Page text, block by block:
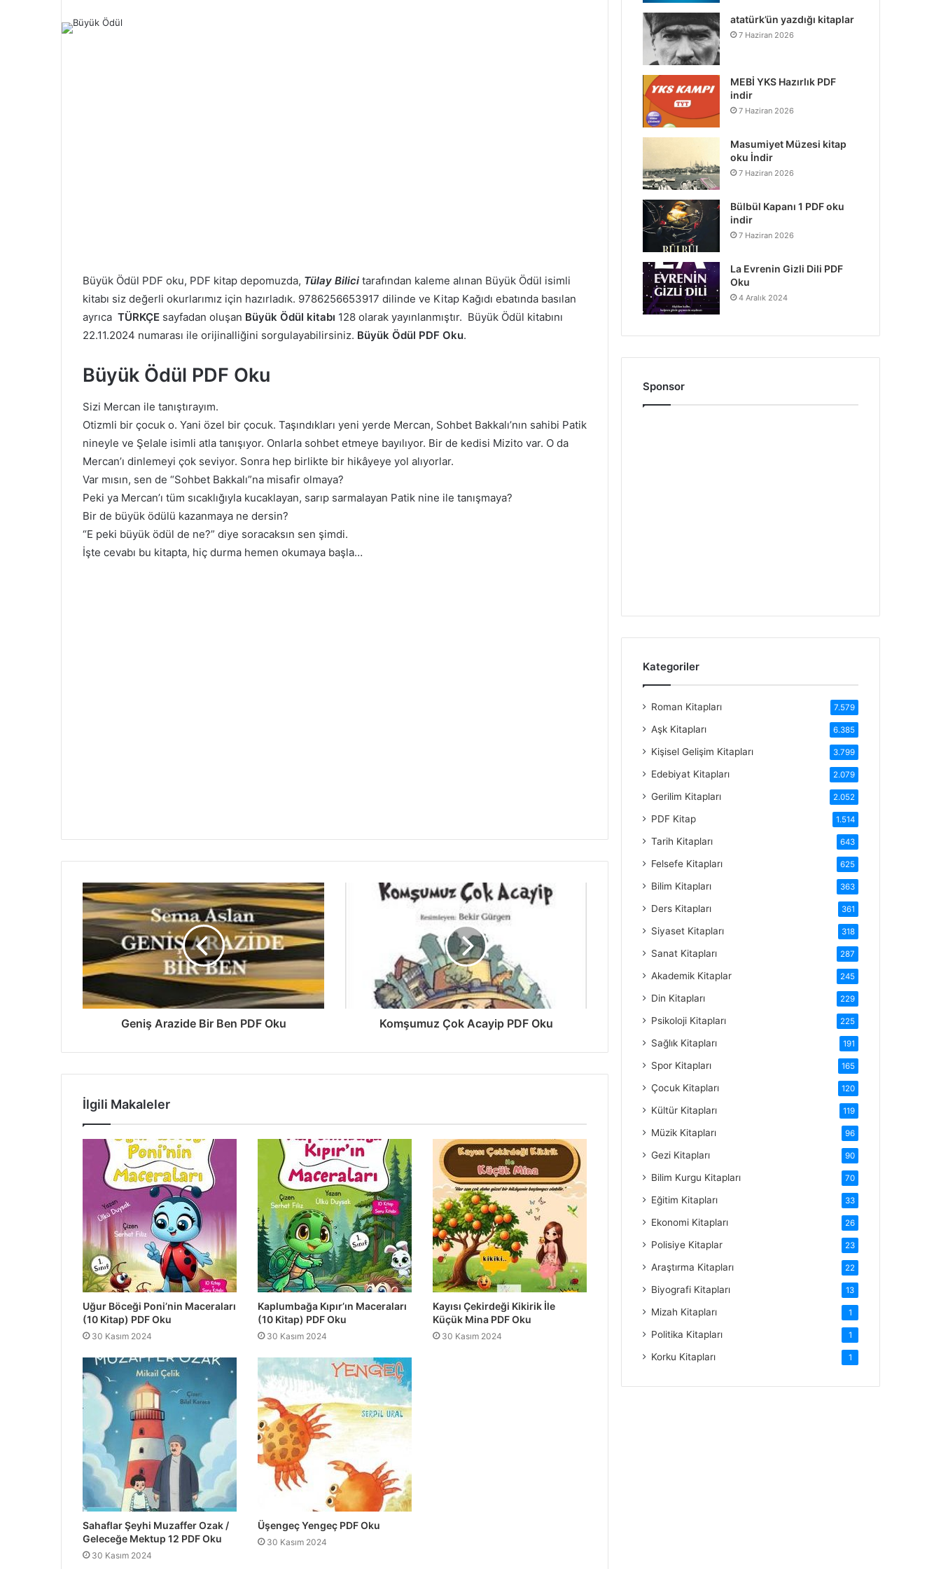
Büyük Ödül PDF oku, PDF kitap depomuzda, Tülay Bilici tarafından kaleme alınan Büyük Ödül isimli
kitabı siz değerli okurlarımız için hazırladık. 9786256653917 dilinde ve Kitap Kağıdı ebatında basılan
ayrıca TÜRKÇE sayfadan oluşan Büyük Ödül kitabı 128 olarak yayınlanmıştır. Büyük Ödül kitabını
22.11.2024 numarası ile orijinalliğini sorgulayabilirsiniz. Büyük Ödül PDF Oku.
Büyük Ödül PDF Oku
Sizi Mercan ile tanıştırayım.
Otizmli bir çocuk o. Yani özel bir çocuk. Taşındıkları yeni yerde Mercan, Sohbet Bakkalı’nın sahibi Patik
nineyle ve Şelale isimli atla tanışıyor. Onlarla sohbet etmeye bayılıyor. Bir de kedisi Mizito var. O da
Mercan’ı dinlemeyi çok seviyor. Sonra hep birlikte bir hikâyeye yol alıyorlar.
Var mısın, sen de “Sohbet Bakkalı”na misafir olmaya?
Peki ya Mercan’ı tüm sıcaklığıyla kucaklayan, sarıp sarmalayan Patik nine ile tanışmaya?
Bir de büyük ödülü kazanmaya ne dersin?
“E peki büyük ödül de ne?” diye soracaksın sen şimdi.
İşte cevabı bu kitapta, hiç durma hemen okumaya başla…
Geniş Arazide Bir Ben PDF Oku Komşumuz Çok Acayip PDF Oku
İlgili Makaleler
Uğur Böceği Poni’nin Maceraları
(10 Kitap) PDF Oku
30 Kasım 2024
Kaplumbağa Kıpır’ın Maceraları
(10 Kitap) PDF Oku
30 Kasım 2024
Kayısı Çekirdeği Kikirik İle
Küçük Mina PDF Oku
30 Kasım 2024
Sahaflar Şeyhi Muzaffer Ozak /
Geleceğe Mektup 12 PDF Oku
30 Kasım 2024
Üşengeç Yengeç PDF Oku
30 Kasım 2024
atatürk’ün yazdığı kitaplar
7 Haziran 2026
MEBİ YKS Hazırlık PDF
indir
7 Haziran 2026
Masumiyet Müzesi kitap
oku İndir
7 Haziran 2026
Bülbül Kapanı 1 PDF oku
indir
7 Haziran 2026
La Evrenin Gizli Dili PDF
Oku
4 Aralık 2024
Sponsor
Kategoriler
Roman Kitapları 7.579
Aşk Kitapları 6.385
Kişisel Gelişim Kitapları 3.799
Edebiyat Kitapları 2.079
Gerilim Kitapları 2.052
PDF Kitap 1.514
Tarih Kitapları 643
Felsefe Kitapları 625
Bilim Kitapları 363
Ders Kitapları 361
Siyaset Kitapları 318
Sanat Kitapları 287
Akademik Kitaplar 245
Din Kitapları 229
Psikoloji Kitapları 225
Sağlık Kitapları 191
Spor Kitapları 165
Çocuk Kitapları 120
Kültür Kitapları 119
Müzik Kitapları 96
Gezi Kitapları 90
Bilim Kurgu Kitapları 70
Eğitim Kitapları 33
Ekonomi Kitapları 26
Polisiye Kitaplar 23
Araştırma Kitapları 22
Biyografi Kitapları 13
Mizah Kitapları 1
Politika Kitapları 1
Korku Kitapları 1